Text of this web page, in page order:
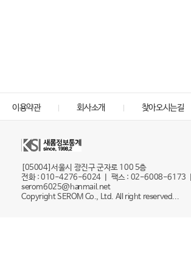
이용약관 회사소개 찾아오시는길
[05004]서울시 광진구 군자로 100 5층
전화 : 010-4276-6024 ㅣ 팩스 : 02-6008-6173 ㅣ
serom6025@hanmail.net
Copyright SEROM Co., Ltd. All right reserved...